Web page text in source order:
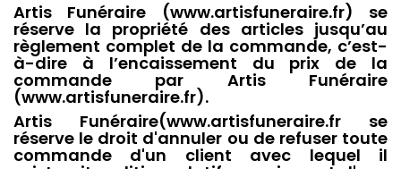
Artis Funéraire (www.artisfuneraire.fr) se
réserve la propriété des articles jusqu’au
règlement complet de la commande, c’est-
à-dire à l’encaissement du prix de la
commande par Artis Funéraire
(www.artisfuneraire.fr).
Artis Funéraire(www.artisfuneraire.fr se
réserve le droit d'annuler ou de refuser toute
commande d'un client avec lequel il